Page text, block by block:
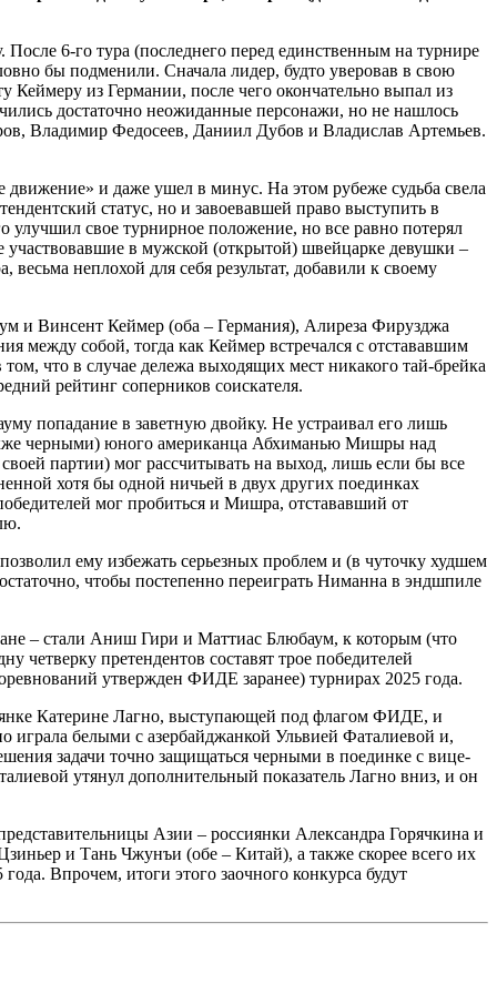
6-го тура (последнего перед единственным на турнире
бы подменили. Сначала лидер, будто уверовав в свою
Кеймеру из Германии, после чего окончательно выпал из
достаточно неожиданные персонажи, но не нашлось
Владимир Федосеев, Даниил Дубов и Владислав Артемьев.
и даже ушел в минус. На этом рубеже судьба свела
статус, но и завоевавшей право выступить в
свое турнирное положение, но все равно потерял
в мужской (открытой) швейцарке девушки –
неплохой для себя результат, добавили к своему
и Винсент Кеймер (оба – Германия), Алиреза Фирузджа
собой, тогда как Кеймер встречался с отстававшим
что в случае дележа выходящих мест никакого тай-брейка
рейтинг соперников соискателя.
попадание в заветную двойку. Не устраивал его лишь
черными) юного американца Абхиманью Мишры над
партии) мог рассчитывать на выход, лишь если бы все
хотя бы одной ничьей в двух других поединках
мог пробиться и Мишра, отстававший от
ему избежать серьезных проблем и (в чуточку худшем
чтобы постепенно переиграть Ниманна в эндшпиле
– стали Аниш Гири и Маттиас Блюбаум, к которым (что
четверку претендентов составят трое победителей
утвержден ФИДЕ заранее) турнирах 2025 года.
Катерине Лагно, выступающей под флагом ФИДЕ, и
играла белыми с азербайджанкой Ульвией Фаталиевой и,
задачи точно защищаться черными в поединке с вице-
утянул дополнительный показатель Лагно вниз, и он
Азии – россиянки Александра Горячкина и
и Тань Чжунъи (обе – Китай), а также скорее всего их
Впрочем, итоги этого заочного конкурса будут